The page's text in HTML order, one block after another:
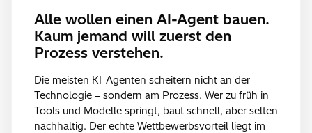
Alle wollen einen AI-Agent bauen.
Kaum jemand will zuerst den
Prozess verstehen.
Die meisten KI-Agenten scheitern nicht an der
Technologie – sondern am Prozess. Wer zu früh in
Tools und Modelle springt, baut schnell, aber selten
nachhaltig. Der echte Wettbewerbsvorteil liegt im